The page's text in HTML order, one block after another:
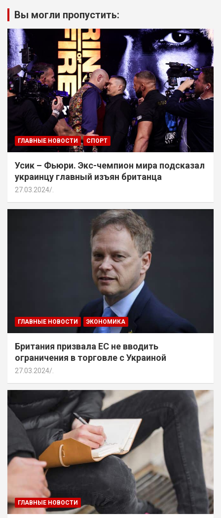
Вы могли пропустить:
ГЛАВНЫЕ НОВОСТИ СПОРТ
Усик – Фьюри. Экс-чемпион мира подсказал
украинцу главный изъян британца
27.03.2024 .
ГЛАВНЫЕ НОВОСТИ ЭКОНОМИКА
Британия призвала ЕС не вводить
ограничения в торговле с Украиной
27.03.2024
ГЛАВНЫЕ НОВОСТИ